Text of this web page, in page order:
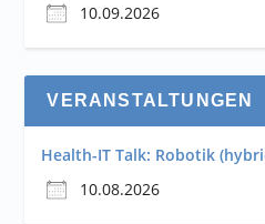
10.09.2026
VERANSTALTUNGEN
Health-IT Talk: Robotik
10.08.2026